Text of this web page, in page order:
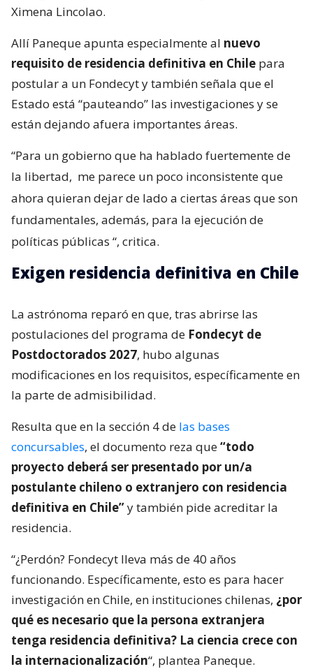
Ximena Lincolao.
Allí Paneque apunta especialmente al nuevo
requisito de residencia definitiva en Chile para
postular a un Fondecyt y también señala que el
Estado está “pauteando” las investigaciones y se
están dejando afuera importantes áreas.
“Para un gobierno que ha hablado fuertemente de
la libertad, me parece un poco inconsistente que
ahora quieran dejar de lado a ciertas áreas que son
fundamentales, además, para la ejecución de
políticas públicas “, critica.
Exigen residencia definitiva en Chile
La astrónoma reparó en que, tras abrirse las
postulaciones del programa de Fondecyt de
Postdoctorados 2027, hubo algunas
modificaciones en los requisitos, específicamente en
la parte de admisibilidad.
Resulta que en la sección 4 de las bases
concursables, el documento reza que“todo
proyecto deberá ser presentado por un/a
postulante chileno o extranjero con residencia
definitiva en Chile”y también pide acreditar la
residencia.
“¿Perdón? Fondecyt lleva más de 40 años
funcionando. Específicamente, esto es para hacer
investigación en Chile, en instituciones chilenas, ¿por
qué es necesario que la persona extranjera
tenga residencia definitiva? La ciencia crece con
la internacionalización“, plantea Paneque.